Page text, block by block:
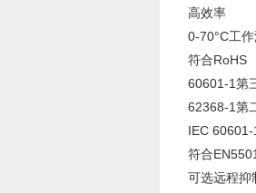
高效率
0-70°C工
符合RoHS
60601-1第
62368-1第
IEC
符合
可选远程抑